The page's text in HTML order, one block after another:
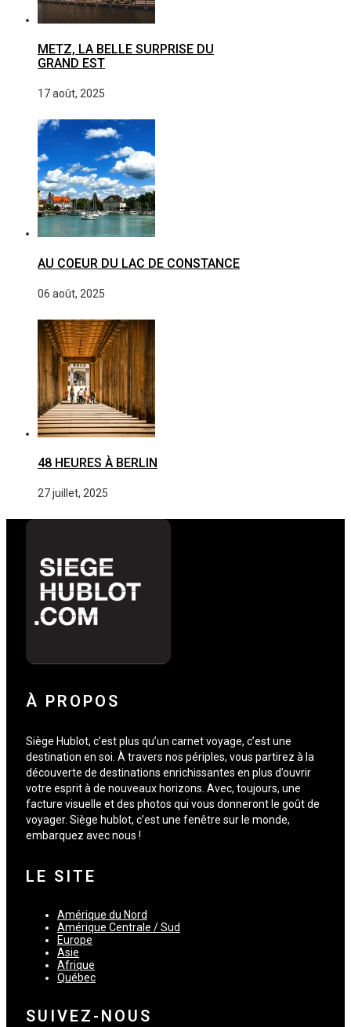
METZ, LA BELLE SURPRISE DU
GRAND EST
17 août, 2025
AU COEUR DU LAC DE CONSTANCE
06 août, 2025
48 HEURES À BERLIN
27 juillet, 2025
À PROPOS
Siège Hublot, c’est plus qu’un carnet voyage, c’est une
destination en soi. À travers nos périples, vous partirez à la
découverte de destinations enrichissantes en plus d’ouvrir
votre esprit à de nouveaux horizons. Avec, toujours, une
facture visuelle et des photos qui vous donneront le goût de
voyager. Siège hublot, c’est une fenêtre sur le monde,
embarquez avec nous !
LE SITE
Amérique du Nord
Amérique Centrale / Sud
Europe
Asie
Afrique
Québec
SUIVEZ-NOUS